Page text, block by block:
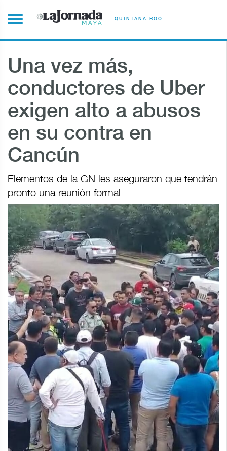
QUINTANA ROO
Una vez más,
conductores de Uber
exigen alto a abusos
en su contra en
Cancún
Elementos de la GN les aseguraron que tendrán
pronto una reunión formal